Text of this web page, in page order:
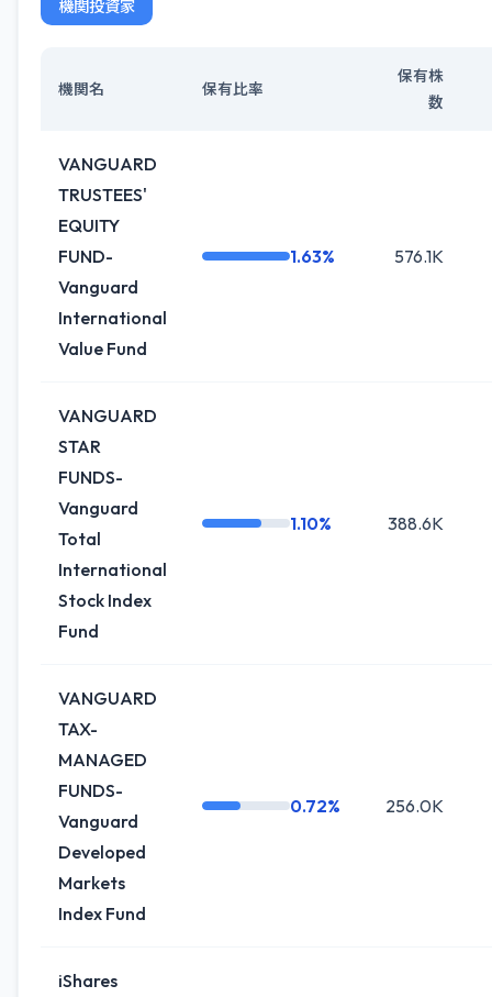
機関投資家
機関名 保有比率
保有株
数
VANGUARD
TRUSTEES'
EQUITY
FUND-
Vanguard
International
Value Fund
1.63% 576.1K
VANGUARD
STAR
FUNDS-
Vanguard
Total
International
Stock Index
Fund
1.10% 388.6K
VANGUARD
TAX-
MANAGED
FUNDS-
Vanguard
Developed
Markets
Index Fund
0.72% 256.0K
iShares